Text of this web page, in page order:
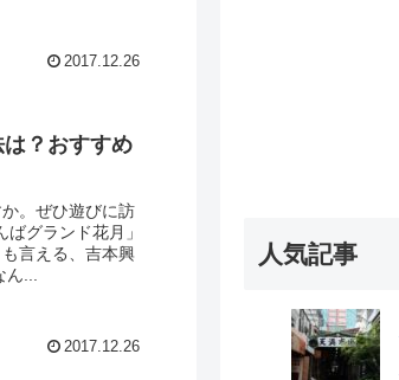
2017.12.26
？おすすめ
。ぜひ遊びに訪
グランド花月」
言える、吉本興
...
2017.12.26
人気記事